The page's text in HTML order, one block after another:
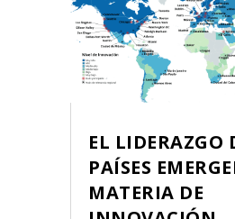
EL LIDERAZGO
PAÍSES
MATERIA DE